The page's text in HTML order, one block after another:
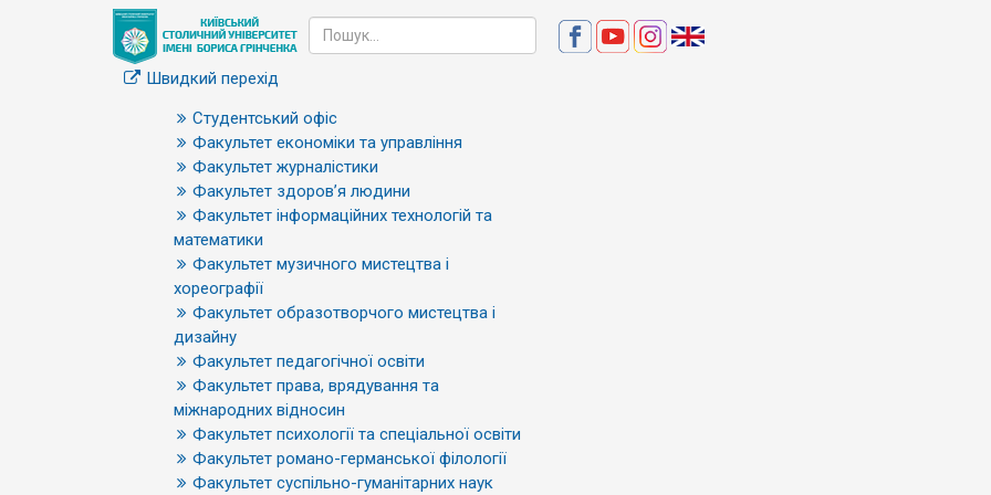
Швидкий перехід
Студентський офіс
Факультет економіки та управління
Факультет журналістики
Факультет здоров’я людини
Факультет інформаційних технологій та
математики
Факультет музичного мистецтва і
хореографії
Факультет образотворчого мистецтва і
дизайну
Факультет педагогічної освіти
Факультет права, врядування та
міжнародних відносин
Факультет психології та спеціальної освіти
Факультет романо-германської філології
Факультет суспільно-гуманітарних наук